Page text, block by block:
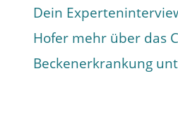
Dein
Hofer mehr über das
Beckenerkrankung